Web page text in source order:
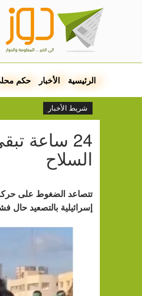
الرئيسية الأخبار حكم
شريط الأخبار
24 ساعة
السلاح
تتصاعد الضغوط على
إسرائيلية بالتصعيد حال